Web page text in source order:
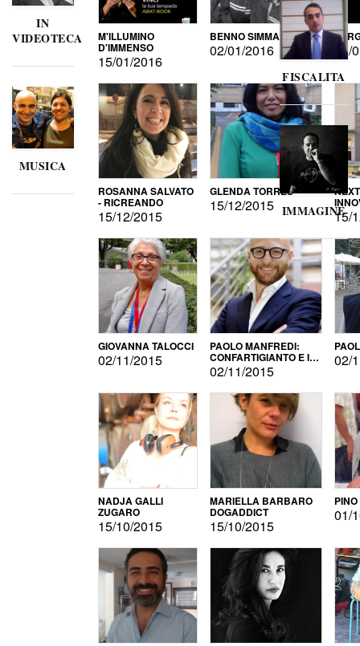
IN
VIDEOTECA
MUSICA
M'ILLUMINO
D'IMMENSO
15/01/2016
BENNO SIMMA
02/01/2016
ROSANNA SALVATO
- RICREANDO
15/12/2015
GLENDA TORRES
15/12/2015
15/
GIOVANNA TALOCCI
02/11/2015
PAOLO MANFREDI:
CONFARTIGIANTO E IL
SONDAGGIO
02/11/2015
02/
NADJA GALLI
ZUGARO
15/10/2015
MARIELLA BARBARO
DOGADDICT
15/10/2015
01/
FISCALITA
IMMAGINE